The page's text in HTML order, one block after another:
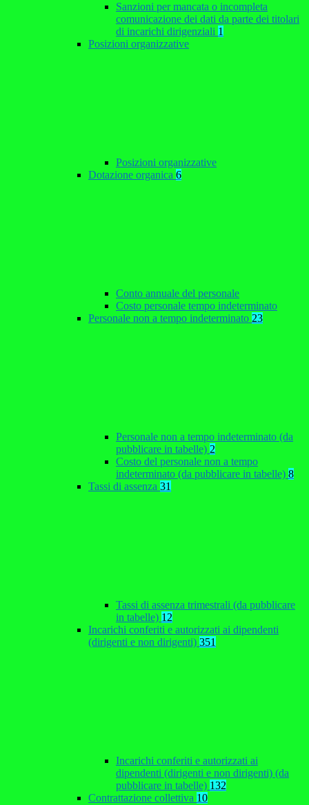
Sanzioni per mancata o incompleta
comunicazione dei dati da parte dei titolari
di incarichi dirigenziali 1
Posizioni organizzative
Posizioni organizzative
Dotazione organica 6
Conto annuale del personale
Costo personale tempo indeterminato
Personale non a tempo indeterminato 23
Personale non a tempo indeterminato (da
pubblicare in tabelle) 2
Costo del personale non a tempo
indeterminato (da pubblicare in tabelle) 8
Tassi di assenza 31
Tassi di assenza trimestrali (da pubblicare
in tabelle) 12
Incarichi conferiti e autorizzati ai dipendenti
(dirigenti e non dirigenti) 351
Incarichi conferiti e autorizzati ai
dipendenti (dirigenti e non dirigenti) (da
pubblicare in tabelle) 132
Contrattazione collettiva 10